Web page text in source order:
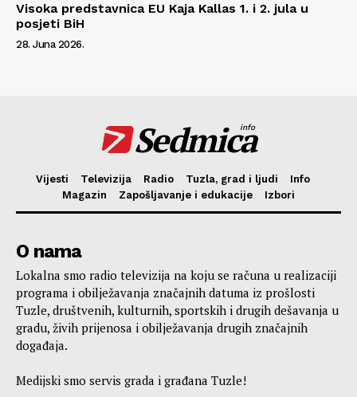
Visoka predstavnica EU Kaja Kallas 1. i 2. jula u
posjeti BiH
28. Juna 2026.
Sedmica
info
Vijesti Televizija Radio Tuzla, grad i ljudi
Info
Magazin
Zapošljavanje i edukacije Izbori
O nama
Lokalna smo radio televizija na koju se računa u realizaciji
programa i obilježavanja značajnih datuma iz prošlosti
Tuzle, društvenih, kulturnih, sportskih i drugih dešavanja u
gradu, živih prijenosa i obilježavanja drugih značajnih
događaja.
Medijski smo servis grada i građana Tuzle!